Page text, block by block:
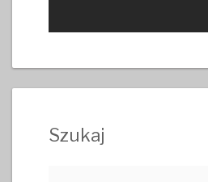
Szukaj